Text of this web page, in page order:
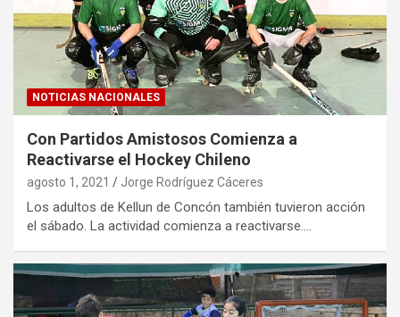
NOTICIAS NACIONALES
Con Partidos Amistosos Comienza a
Reactivarse el Hockey Chileno
agosto 1, 2021 Jorge Rodríguez Cáceres
Los adultos de Kellun de Concón también tuvieron acción
el sábado. La actividad comienza a reactivarse.…